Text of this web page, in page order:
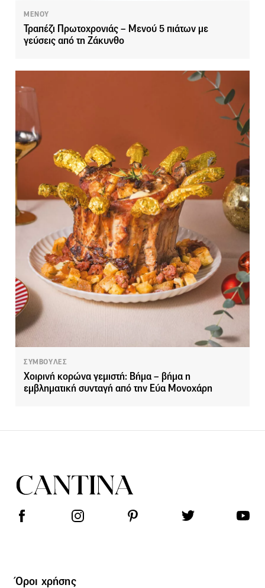
ΜΕΝΟΥ
Τραπέζι Πρωτοχρονιάς – Μενού 5 πιάτων με
γεύσεις από τη Ζάκυνθο
ΣΥΜΒΟΥΛΕΣ
Χοιρινή κορώνα γεμιστή: Βήμα – βήμα η
εμβληματική συνταγή από την Εύα Μονοχάρη
Όροι χρήσης